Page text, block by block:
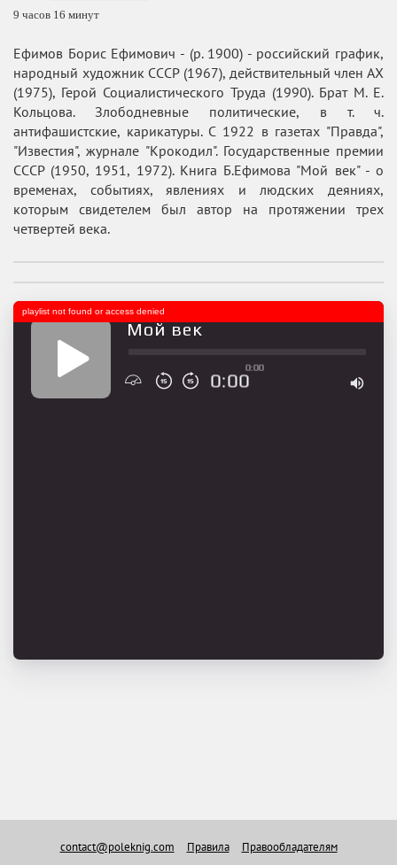
9 часов 16 минут
Ефимов Борис Ефимович - (р. 1900) - российский график,
народный художник СССР (1967), действительный член АХ
(1975), Герой Социалистического Труда (1990). Брат М. Е.
Кольцова. Злободневные политические, в т. ч.
антифашистские, карикатуры. С 1922 в газетах "Правда",
"Известия", журнале "Крокодил". Государственные премии
СССР (1950, 1951, 1972). Книга Б.Ефимова "Мой век" - о
временах, событиях, явлениях и людских деяниях,
которым свидетелем был автор на протяжении трех
четвертей века.
Мой век
0:00
0:00
playlist not found or access denied
contact@poleknig.com Правила Правообладателям